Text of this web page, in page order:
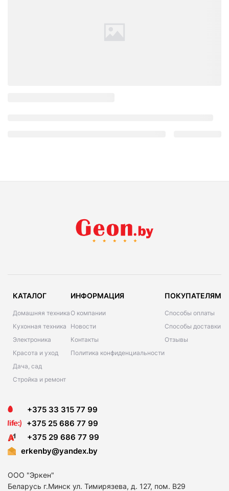
КАТАЛОГ
Домашняя техника
Кухонная техника
Электроника
Красота и уход
Дача, сад
Стройка и ремонт
ИНФОРМАЦИЯ
О компании
Новости
Контакты
Политика конфиденциальности
ПОКУПАТЕЛЯМ
Способы оплаты
Способы доставки
Отзывы
+375 33 315 77 99
+375 25 686 77 99
+375 29 686 77 99
erkenby@yandex.by
ООО "Эркен"
Беларусь г.Минск ул. Тимирязева, д. 127, пом. В29